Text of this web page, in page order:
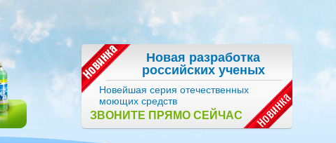
Новая разработка
российских ученых
Новейшая серия отечественных
моющих средств
ЗВОНИТЕ ПРЯМО СЕЙЧАС